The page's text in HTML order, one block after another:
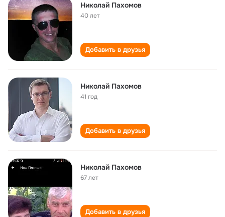
Николай Пахомов
40 лет
Добавить в друзья
Николай Пахомов
41 год
Добавить в друзья
Николай Пахомов
67 лет
Добавить в друзья